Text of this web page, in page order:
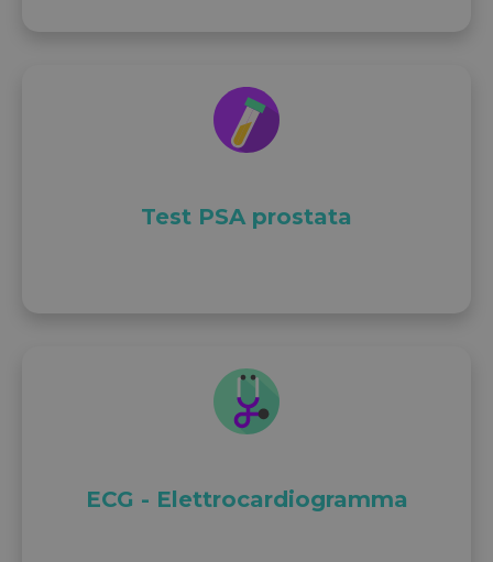
Test PSA prostata
ECG - Elettrocardiogramma